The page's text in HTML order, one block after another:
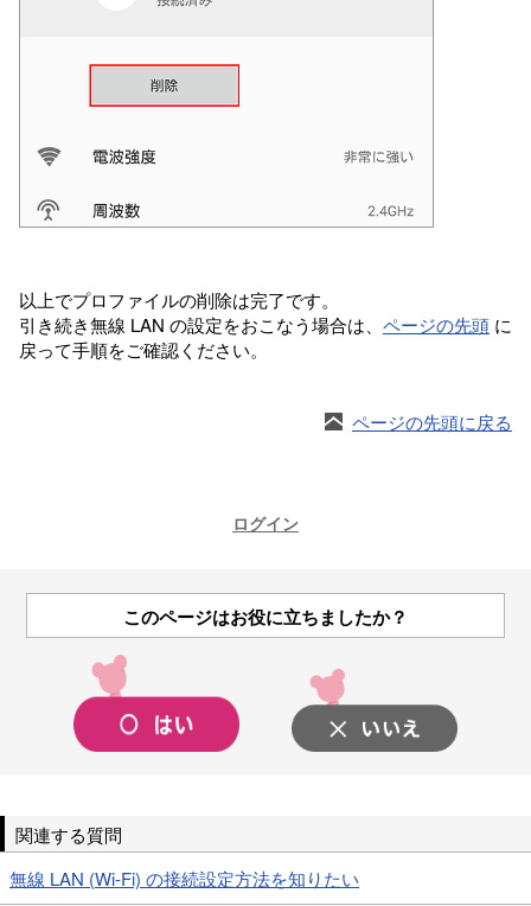
以上でプロファイルの削除は完了です。
引き続き無線 LAN の設定をおこなう場合は、 ページの先頭 に
戻って手順をご確認ください。
ページの先頭に戻る
ログイン
このページはお役に立ちましたか？
関連する質問
無線 LAN (Wi-Fi) の接続設定方法を知りたい